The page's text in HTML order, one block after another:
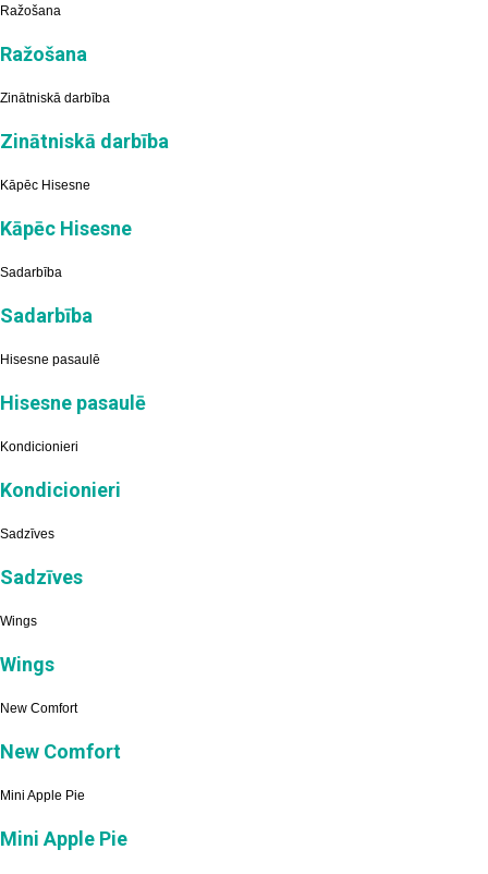
Ražošana
Ražošana
Zinātniskā darbība
Zinātniskā darbība
Kāpēc Hisesne
Kāpēc Hisesne
Sadarbība
Sadarbība
Hisesne pasaulē
Hisesne pasaulē
Kondicionieri
Kondicionieri
Sadzīves
Sadzīves
Wings
Wings
New Comfort
New Comfort
Mini Apple Pie
Mini Apple Pie